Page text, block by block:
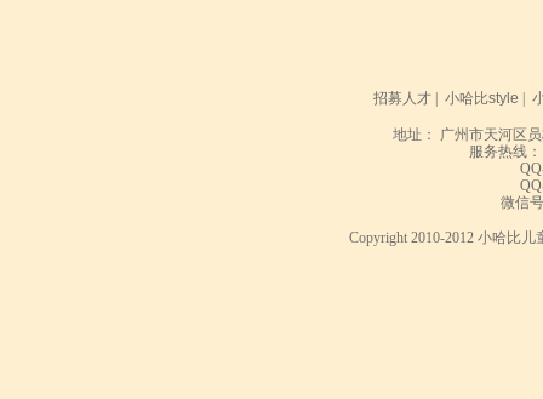
招募人才| 小哈比style
地址： 广州市天河区
服务热线：
微信
Copyright 2010-2012 小哈比